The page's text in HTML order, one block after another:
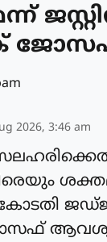
2026, 3:46 am